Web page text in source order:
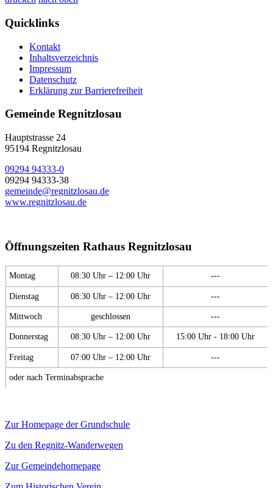
Quicklinks
Kontakt
Inhaltsverzeichnis
Impressum
Datenschutz
Erklärung zur Barrierefreiheit
Gemeinde Regnitzlosau
Hauptstrasse 24
95194 Regnitzlosau
09294 94333-0
09294 94333-38
gemeinde@regnitzlosau.de
www.regnitzlosau.de
Öffnungszeiten Rathaus Regnitzlosau
Montag 08:30 Uhr – 12:00 Uhr ---
Dienstag 08:30 Uhr – 12:00 Uhr ---
Mittwoch geschlossen ---
Donnerstag 08:30 Uhr – 12:00 Uhr 15:00 Uhr - 18:00 Uhr
Freitag 07:00 Uhr – 12:00 Uhr ---
oder nach Terminabsprache
Zur Homepage der Grundschule
Zu den Regnitz-Wanderwegen
Zur Gemeindehomepage